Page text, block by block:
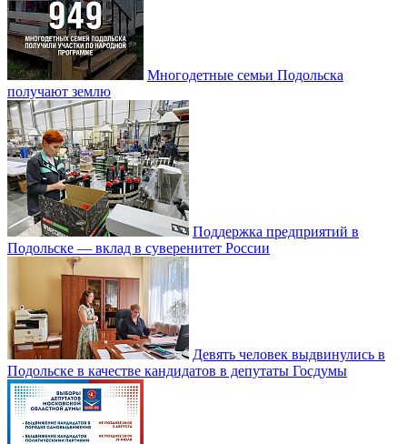
Многодетные семьи Подольска
получают землю
Поддержка предприятий в
Подольске — вклад в суверенитет России
Девять человек выдвинулись в
Подольске в качестве кандидатов в депутаты Госдумы